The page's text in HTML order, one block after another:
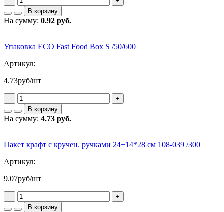
В корзину
На сумму: 0.92 руб.
Упаковка ECO Fast Food Box S /50/600
Артикул:
4.73руб/шт
–
+
В корзину
На сумму: 4.73 руб.
Пакет крафт с кручен. ручками 24+14*28 см 108-039 /300
Артикул:
9.07руб/шт
–
+
В корзину